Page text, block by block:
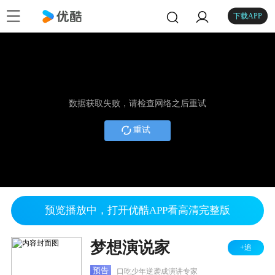
下载APP
数据获取失败，请检查网络之后重试
重试
预览播放中，打开优酷APP看高清完整版
梦想演说家 +追
预告 口吃少年逆袭成演讲专家